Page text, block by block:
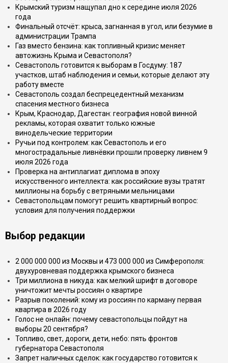
Крымский туризм нащупал дно к середине июля 2026
года
Финальный отсчёт: крыса, загнанная в угол, или безумие в
администрации Трампа
Газ вместо бензина: как топливный кризис меняет
автожизнь Крыма и Севастополя?
Севастополь готовится к выборам в Госдуму: 187
участков, штаб наблюдения и семьи, которые делают эту
работу вместе
Севастополь создал беспрецедентный механизм
спасения местного бизнеса
Крым, Краснодар, Дагестан: география новой винной
рекламы, которая охватит только южные
винодельческие территории
Ручьи под контролем: как Севастополь и его
многострадальные ливнёвки прошли проверку ливнем 9
июля 2026 года
Проверка на антиплагиат диплома в эпоху
искусственного интеллекта: как российские вузы тратят
миллионы на борьбу с ветряными мельницами
Севастопольцам помогут решить квартирный вопрос:
условия для получения поддержки
Выбор редакции
2 000 000 000 из Москвы и 473 000 000 из Симферополя:
двухуровневая поддержка крымского бизнеса
Три миллиона в никуда: как мелкий шрифт в договоре
уничтожит мечты россиян о квартире
Разрыв поколений: кому из россиян по карману первая
квартира в 2026 году
Голос не онлайн: почему севастопольцы пойдут на
выборы 20 сентября?
Топливо, свет, дороги, дети, небо: пять фронтов
губернатора Севастополя
Запрет наличных сделок: как государство готовится к